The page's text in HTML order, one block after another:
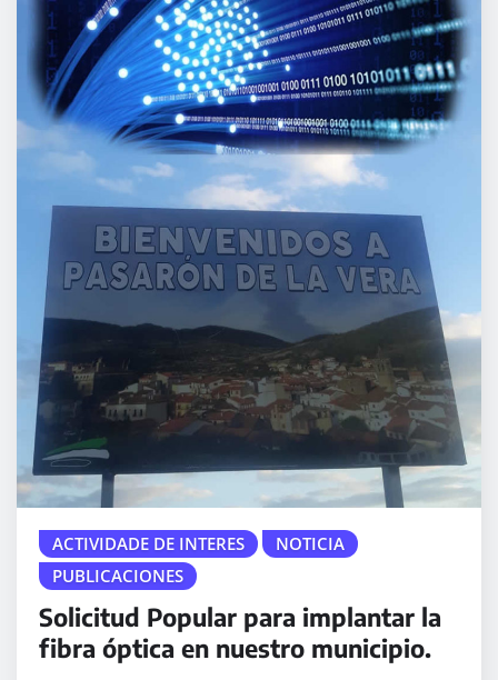
ACTIVIDADE DE INTERES
NOTICIA
PUBLICACIONES
Solicitud Popular para implantar la
fibra óptica en nuestro municipio.